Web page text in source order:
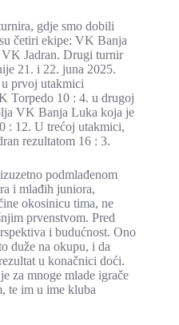
gdje smo dobili
četiri ekipe: VK Banja
Jadran. Drugi turnir
21. i 22. juna 2025.
prvoj utakmici
Torpedo 10 : 4. u drugoj
VK Banja Luka koja je
: 12. U trećoj utakmici,
rezultatom 16 : 3.
podmlađenom
i mlađih juniora,
okosinicu tima, ne
prvenstvom. Pred
i budućnost. Ono
duže na okupu, i da
u konačnici doći.
za mnoge mlade igrače
te im u ime kluba